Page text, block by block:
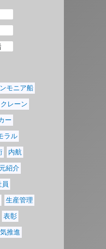
モニア船
クレーン
ー
ラル
内航
紹介
員
生産管理
表彰
推進